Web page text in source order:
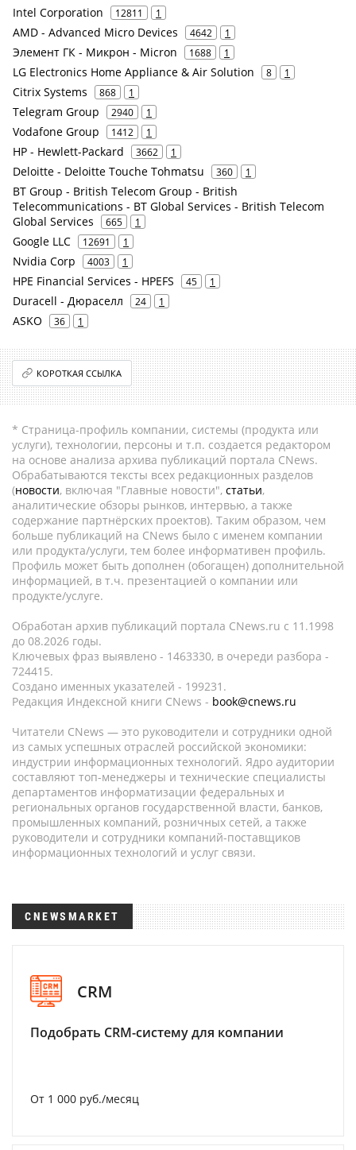
Intel Corporation 12811 1
AMD - Advanced Micro Devices 4642 1
Элемент ГК - Микрон - Micron 1688 1
LG Electronics Home Appliance & Air Solution 8 1
Citrix Systems 868 1
Telegram Group 2940 1
Vodafone Group 1412 1
HP - Hewlett-Packard 3662 1
Deloitte - Deloitte Touche Tohmatsu 360 1
BT Group - British Telecom Group - British
Telecommunications - BT Global Services - British Telecom
Global Services
665 1
Google LLC 12691 1
Nvidia Corp 4003 1
HPE Financial Services - HPEFS 45 1
Duracell - Дюраселл 24 1
ASKO 36 1
КОРОТКАЯ ССЫЛКА
* Страница-профиль компании, системы (продукта или
услуги), технологии, персоны и т.п. создается редактором
на основе анализа архива публикаций портала CNews.
Обрабатываются тексты всех редакционных разделов
(новости, включая "Главные новости", статьи,
аналитические обзоры рынков, интервью, а также
содержание партнёрских проектов). Таким образом, чем
больше публикаций на CNews было с именем компании
или продукта/услуги, тем более информативен профиль.
Профиль может быть дополнен (обогащен) дополнительной
информацией, в т.ч. презентацией о компании или
продукте/услуге.
Обработан архив публикаций портала CNews.ru c 11.1998
до 08.2026 годы.
Ключевых фраз выявлено - 1463330, в очереди разбора -
724415.
Создано именных указателей - 199231.
Редакция Индексной книги CNews - book@cnews.ru
Читатели CNews — это руководители и сотрудники одной
из самых успешных отраслей российской экономики:
индустрии информационных технологий. Ядро аудитории
составляют топ-менеджеры и технические специалисты
департаментов информатизации федеральных и
региональных органов государственной власти, банков,
промышленных компаний, розничных сетей, а также
руководители и сотрудники компаний-поставщиков
информационных технологий и услуг связи.
CNEWSMARKET
CRM
Подобрать CRM-систему для компании
От 1 000 руб./месяц